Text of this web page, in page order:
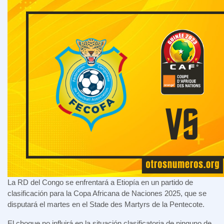
La RD del Congo se enfrentará a Etiopía en un partido de
clasificación para la Copa Africana de Naciones 2025, que se
disputará el martes en el Stade des Martyrs de la Pentecote.